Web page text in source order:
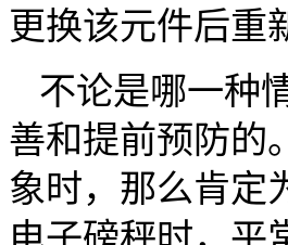
更换该元件后重
不论是哪一种
善和提前预防的
象时，那么肯定